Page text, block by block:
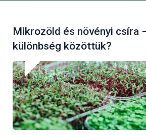
Mikrozöld és növényi csíra
különbség közöttük?